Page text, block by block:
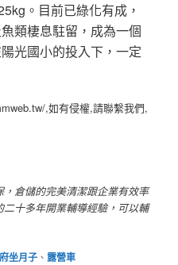
。目前已綠化有成，
類棲息駐留，成為一個
光國小的投入下，一定
,如有侵權,請聯繫我們,
倉儲的完美清潔跟企業有效率
十多年開業輔導經驗，可以輔
坐月子 、 露營車